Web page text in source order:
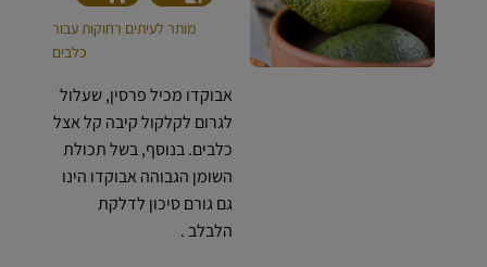
מותר לעיתים רחוקות עבור
כלבים
אבוקדו מכיל פרסין, שעלול
לגרום לקלקול קיבה קל אצל
כלבים. בנוסף, בשל תכולת
השומן הגבוהה אבוקדו הינו
גם גורם סיכון לדלקת
הלבלב .